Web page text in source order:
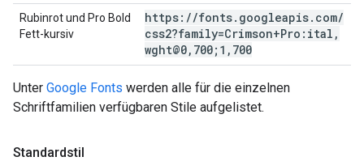
Rubinrot und Pro Bold
Fett-kursiv
https: //fonts. googleapis. com/
css2?family=Crimson+Pro:ital ,
wght@0, 700;1 , 700
Unter Google Fonts werden alle für die einzelnen
Schriftfamilien verfügbaren Stile aufgelistet.
Standardstil